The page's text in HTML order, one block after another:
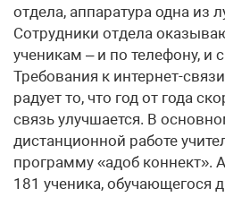
отдела, аппаратура одна из
Сотрудники отдела
ученикам – и по телефону, и
Требования к интернет-
радует то, что год от года
связь улучшается. В
дистанционной работе
программу «адоб коннект».
181 ученика, обучающегося